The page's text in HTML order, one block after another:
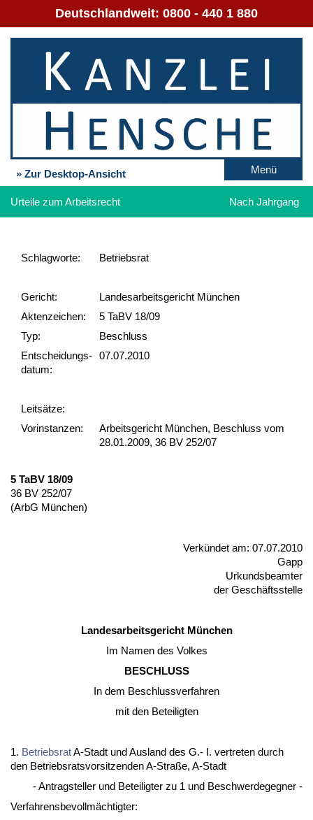
Deutschlandweit: 0800 - 440 1 880
» Zur Desktop-Ansicht Menü
Urteile zum Arbeitsrecht Nach Jahrgang
Schlag­worte: Betriebsrat
Gericht:
Landesarbeitsgericht München
Akten­zeichen:
5 TaBV 18/09
Typ:
Beschluss
Ent­scheid­ungs­
datum:
07.07.2010
Leit­sätze:
Vor­ins­tan­zen:
Arbeitsgericht München, Beschluss vom
28.01.2009, 36 BV 252/07
5 TaBV 18/09
36 BV 252/07
(ArbG München)
Verkündet am: 07.07.2010
Gapp
Ur­kunds­be­am­ter
der Geschäfts­stel­le
Lan­des­ar­beits­ge­richt München
Im Na­men des Vol­kes
BESCHLUSS
In dem Be­schluss­ver­fah­ren
mit den Be­tei­lig­ten
1. Be­triebs­ratA-Stadt und Aus­land des G.- I. ver­tre­ten durch
den Be­triebs­rats­vor­sit­zen­den A-Straße, A-Stadt
- An­trag­stel­ler und Be­tei­lig­ter zu 1 und Be­schwer­de­geg­ner -
Ver­fah­rens­be­vollmäch­tig­ter: